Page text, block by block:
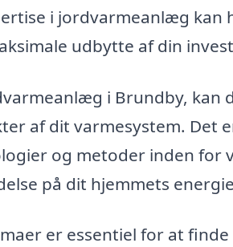
i jordvarmeanlæg kan
udbytte af din
i Brundby, kan
af dit varmesystem. Det
og metoder inden for
på dit hjemmets
er essentiel for at